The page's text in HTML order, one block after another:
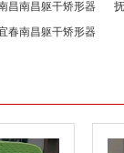
昌南昌躯干矫形器
春南昌躯干矫形器